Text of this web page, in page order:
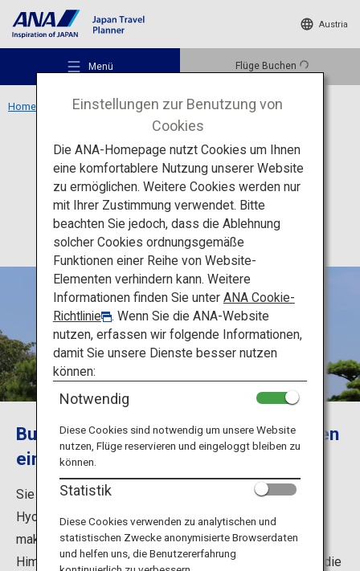
Austria
Menü Flüge Buchen
Empfohlene Orte
Reiseideen
Reiseziele
Reiseinformationen
Home Region Kansai Burg Himeji
Kultur Hyogo
Burg Himeji
Burg Himeji bietet seit über 400 Jahren
einen herrlichen Anblick
Sie befindet sich in der Stadt Himeji in der Präfektur
Hyogo und ist Teil des UNESCO Weltkulturerbes. Ihre
makellose, weiße Gestalt hebt sich vor dem blauen
Himmel ab und ähnelt einem weißen Reiher, der sich in die
Einstellungen zur Benutzung von
Cookies
Die ANA-Homepage nutzt Cookies um Ihnen
eine komfortablere Nutzung unserer Website
zu ermöglichen. Weitere Cookies werden nur
mit Ihrer Zustimmung verwendet. Bitte
beachten Sie jedoch, dass die Ablehnung
solcher Cookies ordnungsgemäße
Funktionen einer Reihe von Website-
Elementen verhindern kann. Weitere
Informationen finden Sie unter ANA Cookie-
Richtlinie
. Wenn Sie die ANA-Website
nutzen, erfassen wir folgende Informationen,
damit Sie unsere Dienste besser nutzen
können:
Notwendig
Diese Cookies sind notwendig um unsere Website
nutzen, Flüge reservieren und eingeloggt bleiben zu
können.
Statistik
Diese Cookies verwenden zu analytischen und
statistischen Zwecke anonymisierte Browserdaten
und helfen uns, die Benutzererfahrung